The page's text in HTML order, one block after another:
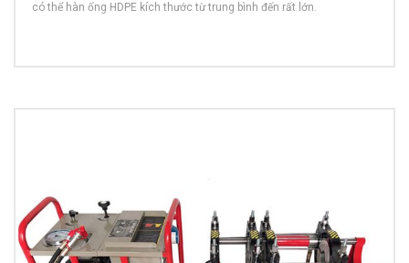
có thể hàn ống HDPE kích thước từ trung bình đến rất lớn.